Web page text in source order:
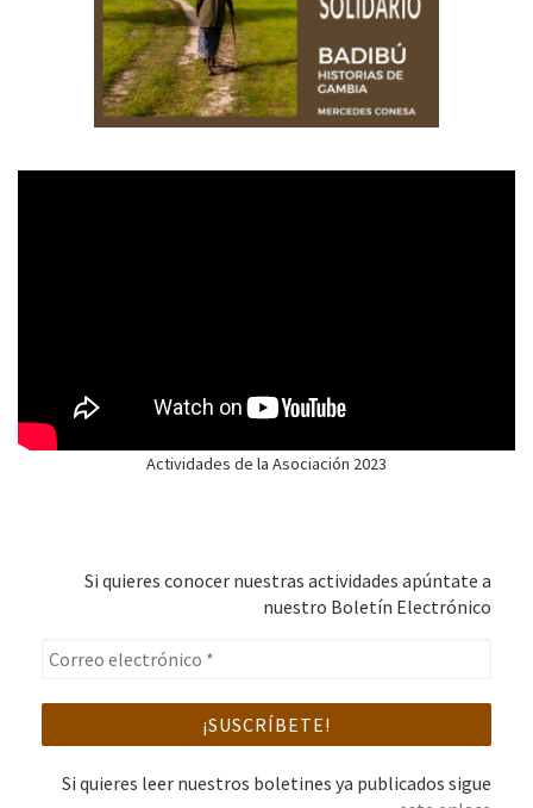
Actividades de la Asociación 2023
Si quieres conocer nuestras actividades apúntate a
nuestro Boletín Electrónico
Si quieres leer nuestros boletines ya publicados sigue